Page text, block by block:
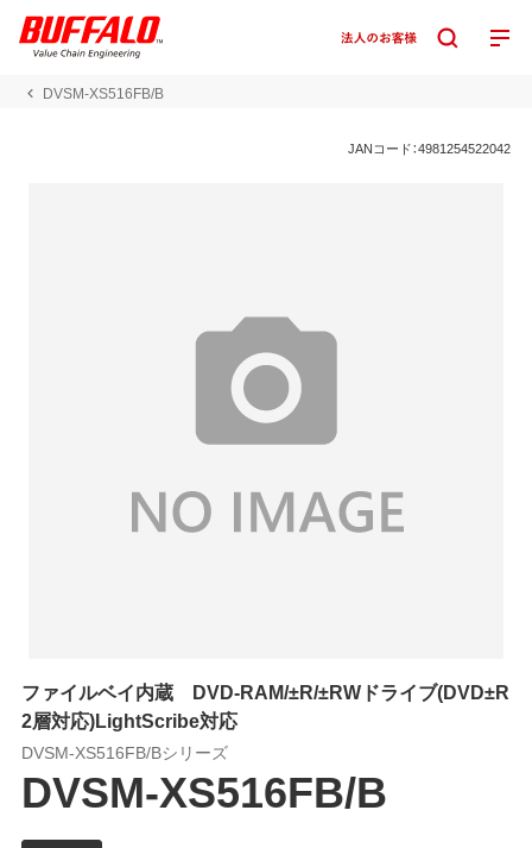
DVSM-XS516FB/B
JANコード：4981254522042
ファイルベイ内蔵 DVD-RAM/±R/±RWドライブ(DVD±R
2層対応)LightScribe対応
DVSM-XS516FB/Bシリーズ
DVSM-XS516FB/B